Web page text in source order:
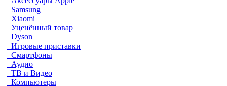
Samsung
Xiaomi
Уценённый товар
Dyson
Игровые приставки
Смартфоны
Аудио
ТВ и Видео
Компьютеры